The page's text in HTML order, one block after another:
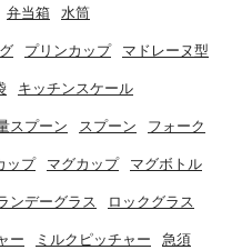
弁当箱 水筒
プリンカップ マドレーヌ型
キッチンスケール
スプーン スプーン フォーク
ップ マグカップ マグボトル
ンデーグラス ロックグラス
ー ミルクピッチャー 急須